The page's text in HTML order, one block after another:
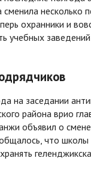
сменила несколько
охранники и
учебных
на заседании
района врио
объявил о
что